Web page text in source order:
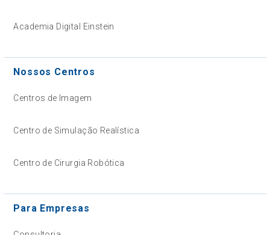
Academia Digital Einstein
Nossos Centros
Centros de Imagem
Centro de Simulação Realística
Centro de Cirurgia Robótica
Para Empresas